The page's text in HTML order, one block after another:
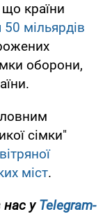
країни
мільярдів
оборони,
сімки"
міст.
нас уTelegram-